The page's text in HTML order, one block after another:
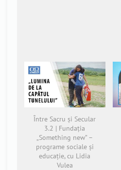
Între Sacru și Secular
3.2 | Fundația
„Something new” –
programe sociale și
educație, cu Lidia
Vulea